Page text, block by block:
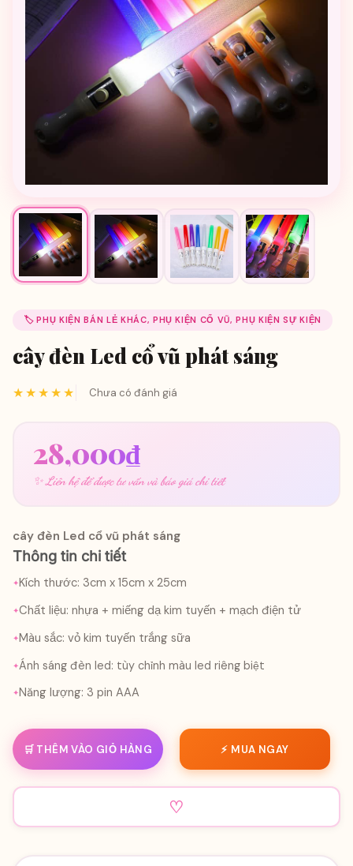
🏷️ PHỤ KIỆN BÁN LẺ KHÁC, PHỤ KIỆN CỔ VŨ, PHỤ KIỆN SỰ KIỆN
cây đèn Led cổ vũ phát sáng
★★★★★ Chưa có đánh giá
28,000₫
✨ Liên hệ để được tư vấn và báo giá chi tiết
cây đèn Led cổ vũ phát sáng
Thông tin chi tiết
Kích thước: 3cm x 15cm x 25cm
Chất liệu: nhựa + miếng dạ kim tuyến + mạch điện tử
Màu sắc: vỏ kim tuyến trắng sữa
Ánh sáng đèn led: tùy chỉnh màu led riêng biệt
Năng lượng: 3 pin AAA
🛒 THÊM VÀO GIỎ HÀNG ⚡ MUA NGAY
♡